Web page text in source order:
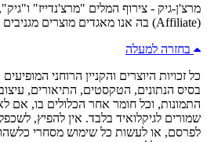
מרצ'ן-גיק - צירוף המלים "מרצ'נדייז"
(Affiliate) בה אנו מאגדים מוצרים מגניבים מרחבי הרשת.
בחזרה למעלה
כל זכויות היוצרים והקניין הרוחני
בסיס הנתונים, הטקסטים, התיאורים,
התמונות, וכל חומר אחר הכלולים בו, אם
שמורים לגיקלואיד בלבד. אין להפיץ,
לפרסם, או לעשות כל שימוש מסחרי